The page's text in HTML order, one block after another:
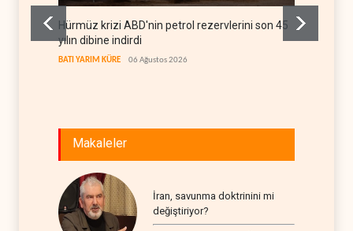
Hürmüz krizi ABD'nin petrol rezervlerini son 45
yılın dibine indirdi
BATI YARIM KÜRE 06 Ağustos 2026
Makaleler
İran, savunma doktrinini mi
değiştiriyor?